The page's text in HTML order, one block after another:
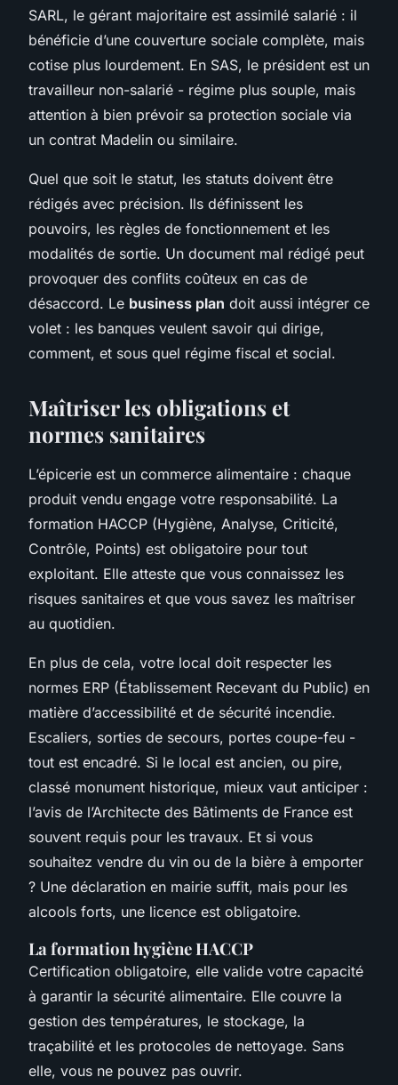
SARL, le gérant majoritaire est assimilé salarié : il
bénéficie d’une couverture sociale complète, mais
cotise plus lourdement. En SAS, le président est un
travailleur non-salarié - régime plus souple, mais
attention à bien prévoir sa protection sociale via
un contrat Madelin ou similaire.
Quel que soit le statut, les statuts doivent être
rédigés avec précision. Ils définissent les
pouvoirs, les règles de fonctionnement et les
modalités de sortie. Un document mal rédigé peut
provoquer des conflits coûteux en cas de
désaccord. Le business plan doit aussi intégrer ce
volet : les banques veulent savoir qui dirige,
comment, et sous quel régime fiscal et social.
Maîtriser les obligations et
normes sanitaires
L’épicerie est un commerce alimentaire : chaque
produit vendu engage votre responsabilité. La
formation HACCP (Hygiène, Analyse, Criticité,
Contrôle, Points) est obligatoire pour tout
exploitant. Elle atteste que vous connaissez les
risques sanitaires et que vous savez les maîtriser
au quotidien.
En plus de cela, votre local doit respecter les
normes ERP (Établissement Recevant du Public) en
matière d’accessibilité et de sécurité incendie.
Escaliers, sorties de secours, portes coupe-feu -
tout est encadré. Si le local est ancien, ou pire,
classé monument historique, mieux vaut anticiper :
l’avis de l’Architecte des Bâtiments de France est
souvent requis pour les travaux. Et si vous
souhaitez vendre du vin ou de la bière à emporter
? Une déclaration en mairie suffit, mais pour les
alcools forts, une licence est obligatoire.
La formation hygiène HACCP
Certification obligatoire, elle valide votre capacité
à garantir la sécurité alimentaire. Elle couvre la
gestion des températures, le stockage, la
traçabilité et les protocoles de nettoyage. Sans
elle, vous ne pouvez pas ouvrir.